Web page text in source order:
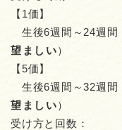
【1価】
生後6週間～24週
望ましい）
【5価】
生後6週間～32週
望ましい）
受け方と回数：